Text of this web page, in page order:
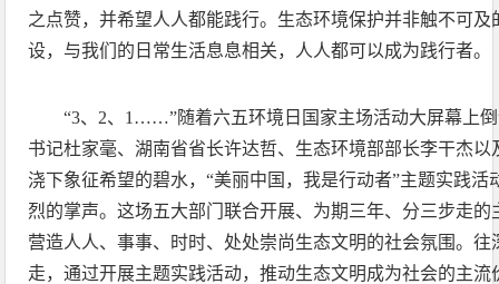
之点赞，并希望人人都能践行。生态环境保护并非触不可
设，与我们的日常生活息息相关，人人都可以成为践行者。
“3、2、1……”随着六五环境日国家主场活动大屏幕上
书记杜家毫、湖南省省长许达哲、生态环境部部长李干杰
浇下象征希望的碧水，“美丽中国，我是行动者”主题实践
烈的掌声。这场五大部门联合开展、为期三年、分三步走
营造人人、事事、时时、处处崇尚生态文明的社会氛围。
走，通过开展主题实践活动，推动生态文明成为社会的主